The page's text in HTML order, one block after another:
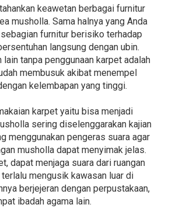
keawetan berbagai furnitur
musholla. Sama halnya yang Anda
furnitur berisiko terhadap
langsung dengan ubin.
lain tanpa penggunaan karpet adalah
membusuk akibat menempel
kelembapan yang tinggi.
karpet yaitu bisa menjadi
sering diselenggarakan kajian
menggunakan pengeras suara agar
musholla dapat menyimak jelas.
dapat menjaga suara dari ruangan
mengusik kawasan luar di
berjejeran dengan perpustakaan,
ibadah agama lain.